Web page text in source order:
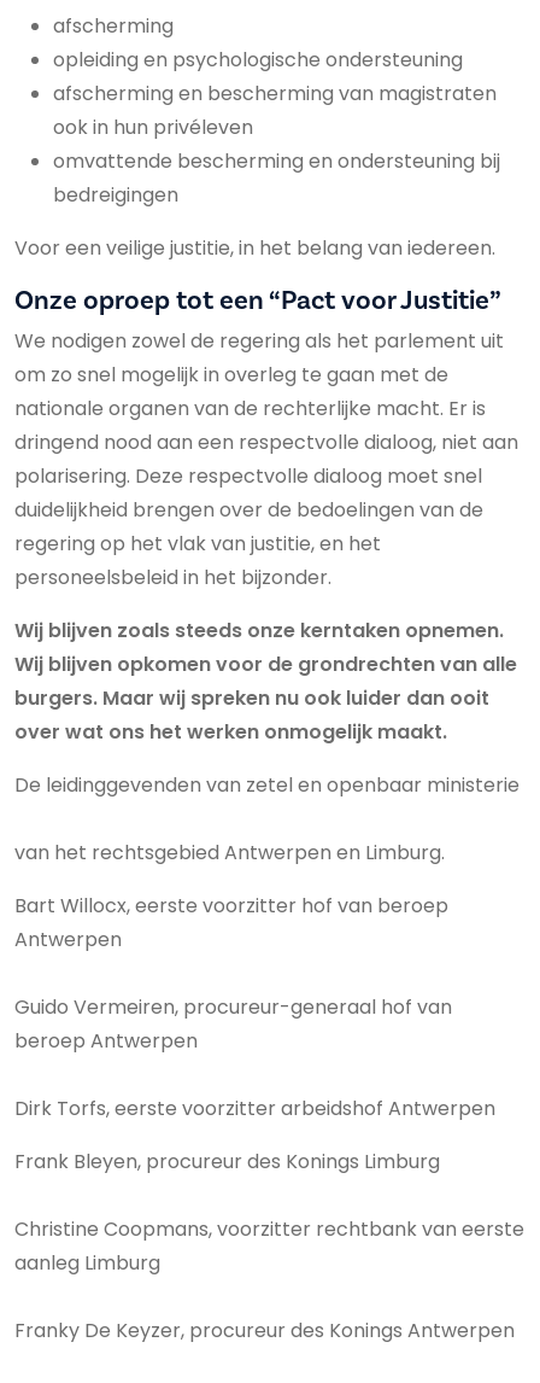
afscherming
opleiding en psychologische ondersteuning
afscherming en bescherming van magistraten
ook in hun privéleven
omvattende bescherming en ondersteuning bij
bedreigingen
Voor een veilige justitie, in het belang van iedereen.
Onze oproep tot een “Pact voor Justitie”
We nodigen zowel de regering als het parlement uit
om zo snel mogelijk in overleg te gaan met de
nationale organen van de rechterlijke macht. Er is
dringend nood aan een respectvolle dialoog, niet aan
polarisering. Deze respectvolle dialoog moet snel
duidelijkheid brengen over de bedoelingen van de
regering op het vlak van justitie, en het
personeelsbeleid in het bijzonder.
Wij blijven zoals steeds onze kerntaken opnemen.
Wij blijven opkomen voor de grondrechten van alle
burgers. Maar wij spreken nu ook luider dan ooit
over wat ons het werken onmogelijk maakt.
De leidinggevenden van zetel en openbaar ministerie
van het rechtsgebied Antwerpen en Limburg.
Bart Willocx, eerste voorzitter hof van beroep
Antwerpen
Guido Vermeiren, procureur-generaal hof van
beroep Antwerpen
Dirk Torfs, eerste voorzitter arbeidshof Antwerpen
Frank Bleyen, procureur des Konings Limburg
Christine Coopmans, voorzitter rechtbank van eerste
aanleg Limburg
Franky De Keyzer, procureur des Konings Antwerpen